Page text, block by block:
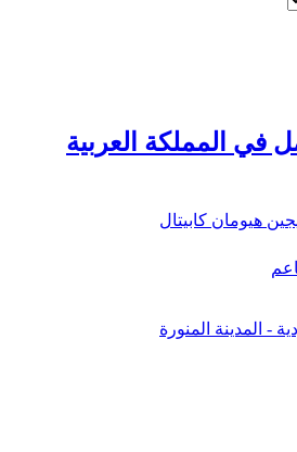
في المملكة العربية
- المدينة المنورة